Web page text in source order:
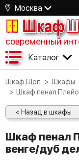
Москва
Шкаф
современный
Каталог
Шкаф Шоп Шкафы
Шкаф пенал
< Назад в шкафы
Шкаф пенал Плейона в прихожую
венге/дуб